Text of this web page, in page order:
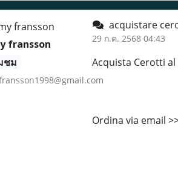
fransson
ชม
acquistare
29 ก.ค. 2568 04:43
Acquista Cerotti
Ordina via email